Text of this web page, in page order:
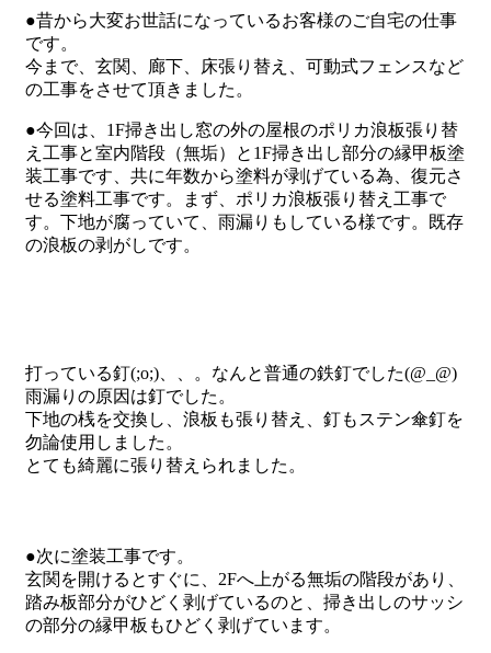
●昔から大変お世話になっているお客様のご自宅の仕事
です。
今まで、玄関、廊下、床張り替え、可動式フェンスなど
の工事をさせて頂きました。
●今回は、1F掃き出し窓の外の屋根のポリカ浪板張り替
え工事と室内階段（無垢）と1F掃き出し部分の縁甲板塗
装工事です、共に年数から塗料が剥げている為、復元さ
せる塗料工事です。まず、ポリカ浪板張り替え工事で
す。下地が腐っていて、雨漏りもしている様です。既存
の浪板の剥がしです。
打っている釘(;o;)、、。なんと普通の鉄釘でした(@_@)
雨漏りの原因は釘でした。
下地の桟を交換し、浪板も張り替え、釘もステン傘釘を
勿論使用しました。
とても綺麗に張り替えられました。
●次に塗装工事です。
玄関を開けるとすぐに、2Fへ上がる無垢の階段があり、
踏み板部分がひどく剥げているのと、掃き出しのサッシ
の部分の縁甲板もひどく剥げています。